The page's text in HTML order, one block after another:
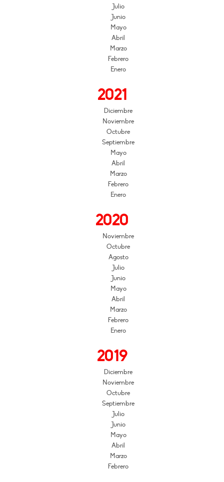
Julio
Junio
Mayo
Abril
Marzo
Febrero
Enero
2021
Diciembre
Noviembre
Octubre
Septiembre
Mayo
Abril
Marzo
Febrero
Enero
2020
Noviembre
Octubre
Agosto
Julio
Junio
Mayo
Abril
Marzo
Febrero
Enero
2019
Diciembre
Noviembre
Octubre
Septiembre
Julio
Junio
Mayo
Abril
Marzo
Febrero